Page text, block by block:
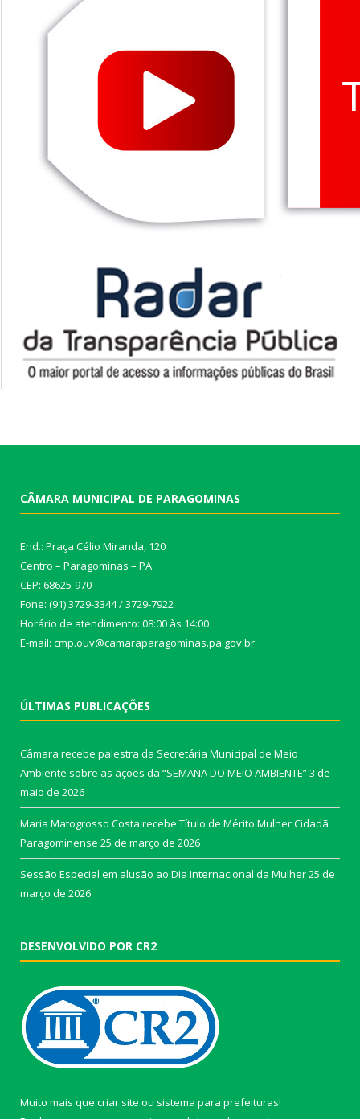
CÂMARA MUNICIPAL DE PARAGOMINAS
End.: Praça Célio Miranda, 120
Centro – Paragominas – PA
CEP: 68625-970
Fone: (91) 3729-3344 / 3729-7922
Horário de atendimento: 08:00 às 14:00
E-mail: cmp.ouv@camaraparagominas.pa.gov.br
ÚLTIMAS PUBLICAÇÕES
Câmara recebe palestra da Secretária Municipal de Meio
Ambiente sobre as ações da “SEMANA DO MEIO AMBIENTE”3 de
maio de 2026
Maria Matogrosso Costa recebe Título de Mérito Mulher Cidadã
Paragominense 25 de março de 2026
Sessão Especial em alusão ao Dia Internacional da Mulher25 de
março de 2026
DESENVOLVIDO POR CR2
Muito mais que criar site ou sistema para prefeituras!